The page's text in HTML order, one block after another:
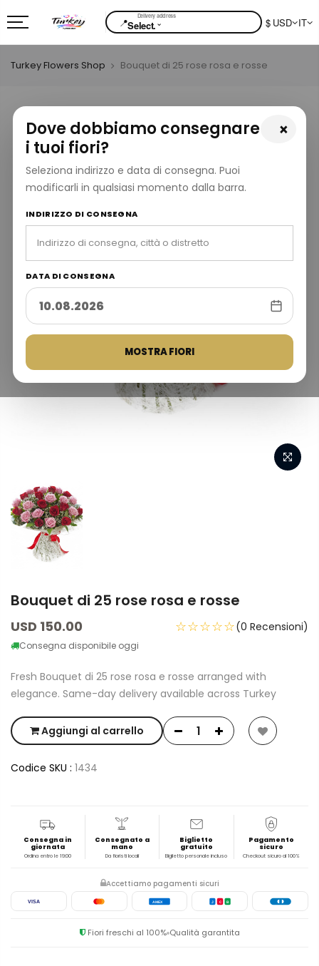
📍Select.⌄ $ USD IT
×
Dove dobbiamo consegnare
i tuoi fiori?
Seleziona indirizzo e data di consegna. Puoi
modificarli in qualsiasi momento dalla barra.
INDIRIZZO DI CONSEGNA
DATA DI CONSEGNA
MOSTRA FIORI
Turkey Flowers Shop Bouquet di 25 rose rosa e rosse
Bouquet di 25 rose rosa e rosse
USD 150.00
Consegna disponibile oggi
☆☆☆☆☆(0 Recensioni)
Fresh Bouquet di 25 rose rosa e rosse arranged with
elegance. Same-day delivery available across Turkey
Aggiungi al carrello
Codice SKU : 1434
Consegna in
giornata
Ordina entro le 19:00
Consegnato a
mano
Da fioristi locali
Biglietto
gratuito
Biglietto personale incluso
Pagamento
sicuro
Checkout sicuro al 100%
Accettiamo pagamenti sicuri
VISA AMEX J C B
Fiori freschi al 100% Qualità garantita